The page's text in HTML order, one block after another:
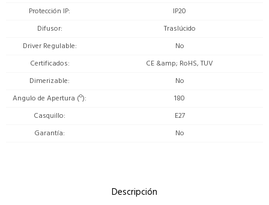
Protección IP
IP20
Difusor
Traslúcido
Driver Regulable
No
Certificados
CE &amp; RoHS, TUV
Dimerizable
No
Angulo de Apertura (º)
180
Casquillo
E27
Garantía
No
Descripción